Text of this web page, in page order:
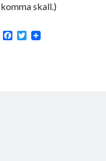
komma skall.)
F
T